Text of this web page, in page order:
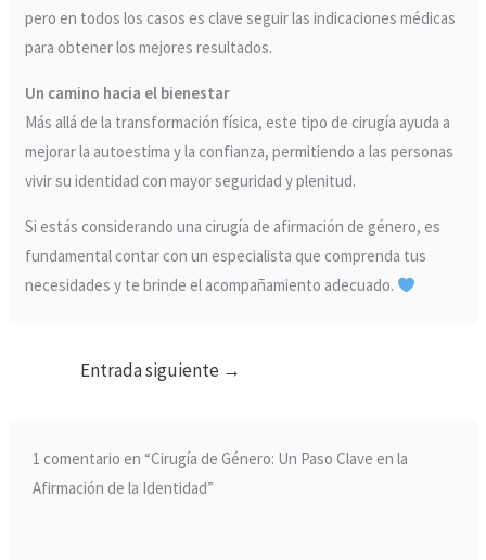
pero en todos los casos es clave seguir las indicaciones médicas
para obtener los mejores resultados.
Un camino hacia el bienestar
Más allá de la transformación física, este tipo de cirugía ayuda a
mejorar la autoestima y la confianza, permitiendo a las personas
vivir su identidad con mayor seguridad y plenitud.
Si estás considerando una cirugía de afirmación de género, es
fundamental contar con un especialista que comprenda tus
necesidades y te brinde el acompañamiento adecuado.
Entrada siguiente →
1 comentario en “Cirugía de Género: Un Paso Clave en la
Afirmación de la Identidad”